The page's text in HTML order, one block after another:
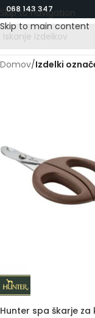
Skip to navigation
Skip to main content
068 143 347
Domov/Izdelki
Hunter spa škarje za